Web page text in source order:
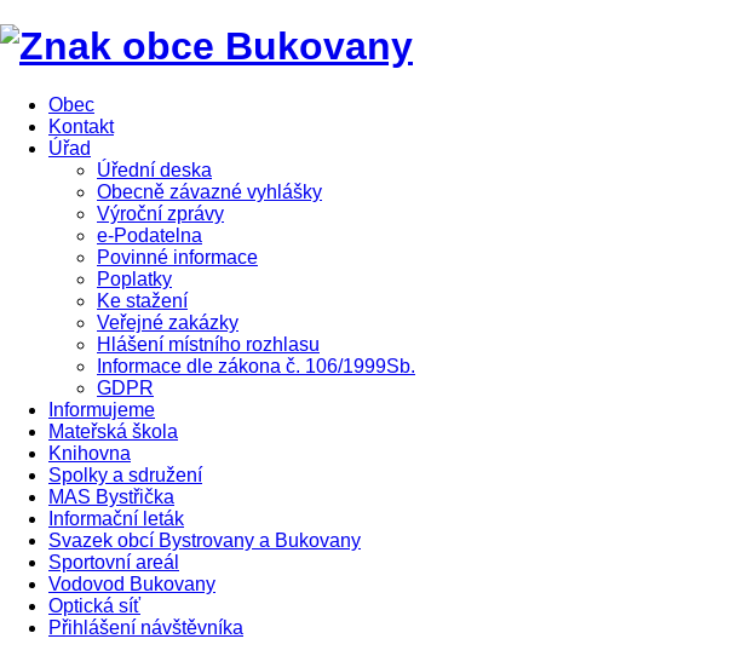
Obec
Kontakt
Úřad
Úřední deska
Obecně závazné vyhlášky
Výroční zprávy
e-Podatelna
Povinné informace
Poplatky
Ke stažení
Veřejné zakázky
Hlášení místního rozhlasu
Informace dle zákona č. 106/1999Sb.
GDPR
Informujeme
Mateřská škola
Knihovna
Spolky a sdružení
MAS Bystřička
Informační leták
Svazek obcí Bystrovany a Bukovany
Sportovní areál
Vodovod Bukovany
Optická síť
Přihlášení návštěvníka